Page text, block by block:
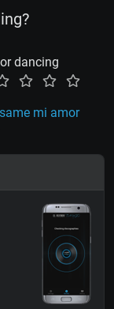
dancing
mi amor